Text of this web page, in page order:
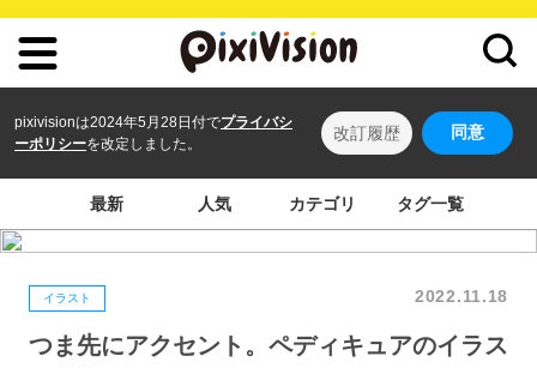
pixivisionは2024年5月28日付でプライバシ
ーポリシーを改定しました。
改訂履歴 同意
最新 人気 カテゴリ タグ一覧
イラスト 2022.11.18
つま先にアクセント。ペディキュアのイラス